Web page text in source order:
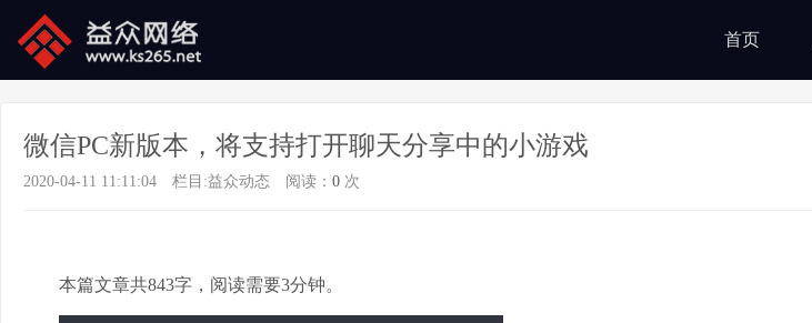
首页
微信PC新版本，将支持打开聊天分享中的小游戏
2020-04-11 11:11:04 栏目:益众动态 阅读： 0 次
本篇文章共843字，阅读需要3分钟。